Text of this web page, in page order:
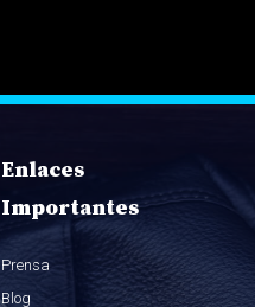
Enlaces
Importantes
Prensa
Blog